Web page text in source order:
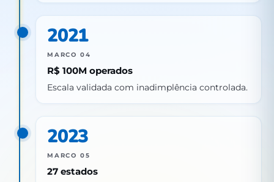
2021
MARCO 04
R$ 100M operados
Escala validada com inadimplência controlada.
2023
MARCO 05
27 estados